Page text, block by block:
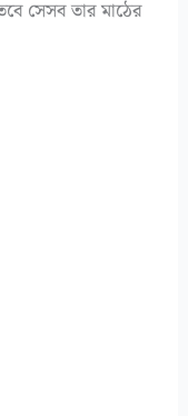
সেসব তার মাঠের